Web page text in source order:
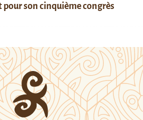
son cinquième congrès